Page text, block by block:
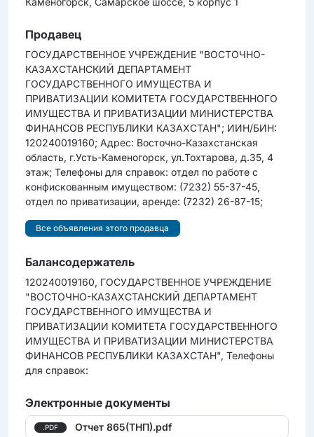
Продавец
ГОСУДАРСТВЕННОЕ УЧРЕЖДЕНИЕ "ВОСТОЧНО-
КАЗАХСТАНСКИЙ ДЕПАРТАМЕНТ
ГОСУДАРСТВЕННОГО ИМУЩЕСТВА И
ПРИВАТИЗАЦИИ КОМИТЕТА ГОСУДАРСТВЕННОГО
ИМУЩЕСТВА И ПРИВАТИЗАЦИИ МИНИСТЕРСТВА
ФИНАНСОВ РЕСПУБЛИКИ КАЗАХСТАН"; ИИН/БИН:
120240019160; Адрес: Восточно-Казахстанская
область, г.Усть-Каменогорск, ул.Тохтарова, д.35, 4
этаж; Телефоны для справок: отдел по работе c
конфискованным имуществом: (7232) 55-37-45,
отдел по приватизации, аренде: (7232) 26-87-15;
Все объявления этого продавца
Балансодержатель
120240019160, ГОСУДАРСТВЕННОЕ УЧРЕЖДЕНИЕ
"ВОСТОЧНО-КАЗАХСТАНСКИЙ ДЕПАРТАМЕНТ
ГОСУДАРСТВЕННОГО ИМУЩЕСТВА И
ПРИВАТИЗАЦИИ КОМИТЕТА ГОСУДАРСТВЕННОГО
ИМУЩЕСТВА И ПРИВАТИЗАЦИИ МИНИСТЕРСТВА
ФИНАНСОВ РЕСПУБЛИКИ КАЗАХСТАН", Телефоны
для справок:
Электронные документы
.PDF Отчет 865(ТНП).pdf